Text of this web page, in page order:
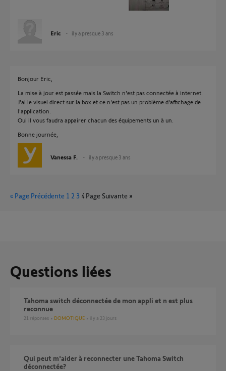
Eric il y a presque 3 ans
Bonjour Eric,
La mise à jour est passée mais la Switch n'est pas connectée à internet.
J'ai le visuel direct sur la box et ce n'est pas un problème d'affichage de
l'application.
Oui il vous faudra appairer chacun des équipements un à un.
Bonne journée,
Vanessa F. il y a presque 3 ans
« Page Précédente 1 2 3 4 Page Suivante »
Questions liées
Tahoma switch déconnectée de mon appli et n est plus
reconnue
21 réponses DOMOTIQUE il y a 23 jours
Qui peut m'aider à reconnecter une Tahoma Switch
déconnectée?